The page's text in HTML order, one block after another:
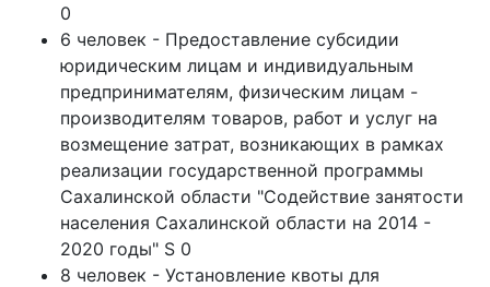
0
6 человек - Предоставление субсидии
юридическим лицам и индивидуальным
предпринимателям, физическим лицам -
производителям товаров, работ и услуг на
возмещение затрат, возникающих в рамках
реализации государственной программы
Сахалинской области "Содействие занятости
населения Сахалинской области на 2014 -
2020 годы" S 0
8 человек - Установление квоты для